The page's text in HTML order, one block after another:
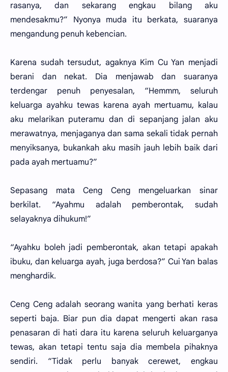
rasanya, dan sekarang engkau bilang aku
mendesakmu?” Nyonya muda itu berkata, suaranya
mengandung penuh kebencian.
Karena sudah tersudut, agaknya Kim Cu Yan menjadi
berani dan nekat. Dia menjawab dan suaranya
terdengar penuh penyesalan, “Hemmm, seluruh
keluarga ayahku tewas karena ayah mertuamu, kalau
aku melarikan puteramu dan di sepanjang jalan aku
merawatnya, menjaganya dan sama sekali tidak pernah
menyiksanya, bukankah aku masih jauh lebih baik dari
pada ayah mertuamu?”
Sepasang mata Ceng Ceng mengeluarkan sinar
berkilat. “Ayahmu adalah pemberontak, sudah
selayaknya dihukum!”
“Ayahku boleh jadi pemberontak, akan tetapi apakah
ibuku, dan keluarga ayah, juga berdosa?” Cui Yan balas
menghardik.
Ceng Ceng adalah seorang wanita yang berhati keras
seperti baja. Biar pun dia dapat mengerti akan rasa
penasaran di hati dara itu karena seluruh keluarganya
tewas, akan tetapi tentu saja dia membela pihaknya
sendiri. “Tidak perlu banyak cerewet, engkau